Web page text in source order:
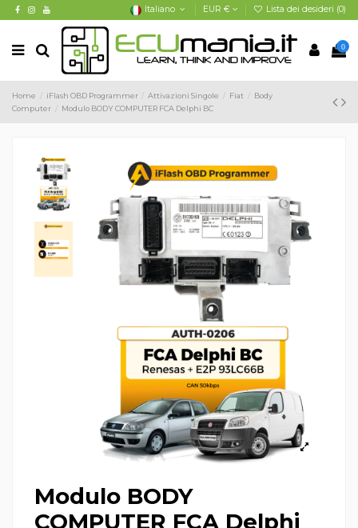
Italiano EUR € Lista dei desideri (0)
0
Home iFlash OBD Programmer Attivazioni Singole Fiat
Body
Computer
Modulo BODY COMPUTER FCA Delphi BC
Modulo BODY
COMPUTER FCA Delphi